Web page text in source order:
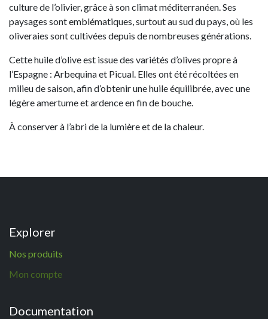
culture de l’olivier, grâce à son climat méditerranéen. Ses
paysages sont emblématiques, surtout au sud du pays, où les
oliveraies sont cultivées depuis de nombreuses générations.
Cette huile d’olive est issue des variétés d’olives propre à
l’Espagne : Arbequina et Picual. Elles ont été récoltées en
milieu de saison, afin d’obtenir une huile équilibrée, avec une
légère amertume et ardence en fin de bouche.
À conserver à l’abri de la lumière et de la chaleur.
Explorer
Nos produits
Mon compte
Documentation